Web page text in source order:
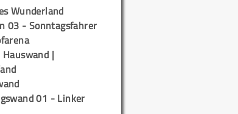
Wunderland
03 - Sonntagsfahrer
|
01 - Linker